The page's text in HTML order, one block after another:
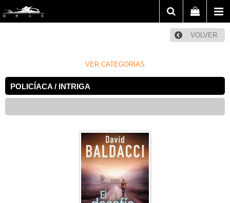
VOLVER
VER CATEGORÍAS
POLICÍACA / INTRIGA